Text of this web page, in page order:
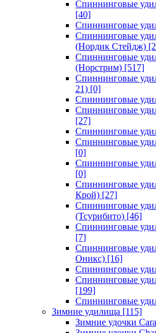
Спиннинговые
[40]
Спиннинговые
Спиннинговые
(Нордик Стейдж)
Спиннинговые
(Норстрим) [517]
Спиннинговые
21) [0]
Спиннинговые
Спиннинговые
[27]
Спиннинговые
Спиннинговые
[0]
Спиннинговые
[0]
Спиннинговые
Крой) [27]
Спиннинговые
(Тсурибито) [46]
Спиннинговые
[7]
Спиннинговые
Оникс) [16]
Спиннинговые
Спиннинговые
[199]
Спиннинговые
Зимние удилища [115]
Зимние удочки